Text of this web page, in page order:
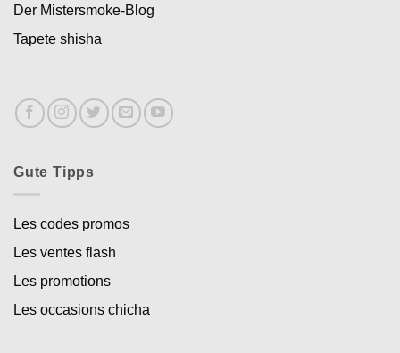
Der Mistersmoke-Blog
Tapete shisha
Gute Tipps
Les codes promos
Les ventes flash
Les promotions
Les occasions chicha